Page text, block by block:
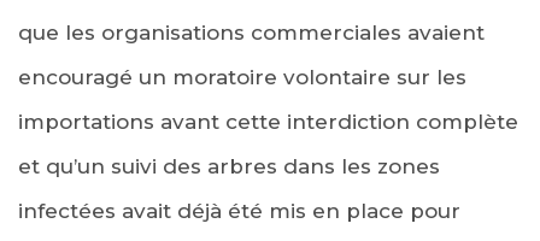
que les organisations commerciales avaient
encouragé un moratoire volontaire sur les
importations avant cette interdiction complète
et qu’un suivi des arbres dans les zones
infectées avait déjà été mis en place pour